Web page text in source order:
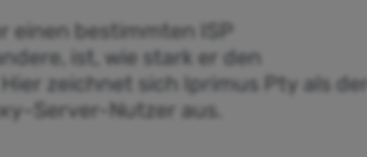
einen bestimmten ISP
ist, wie stark er den
zeichnet sich Iprimus Pty als der
Server-Nutzer aus.